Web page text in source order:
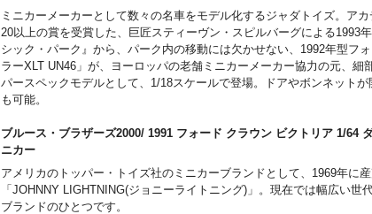
ミニカーメーカーとして数々の名車をモデル化するジャダトイズ。ア
20以上の賞を受賞した、巨匠スティーヴン・スピルバーグによる1993
シック・パーク』から、パーク内の移動には欠かせない、1992年型フ
ラーXLT UN46」が、ヨーロッパの老舗ミニカーメーカー協力の元、細
パースペックモデルとして、1/18スケールで登場。ドアやボンネット
も可能。
ブルース・ブラザーズ2000/ 1991 フォード クラウン ビクトリア 1/64
ニカー
アメリカのトッパー・トイズ社のミニカーブランドとして、1969年に
「JOHNNY LIGHTNING(ジョニーライトニング)」。現在では幅広い世
ブランドのひとつです。